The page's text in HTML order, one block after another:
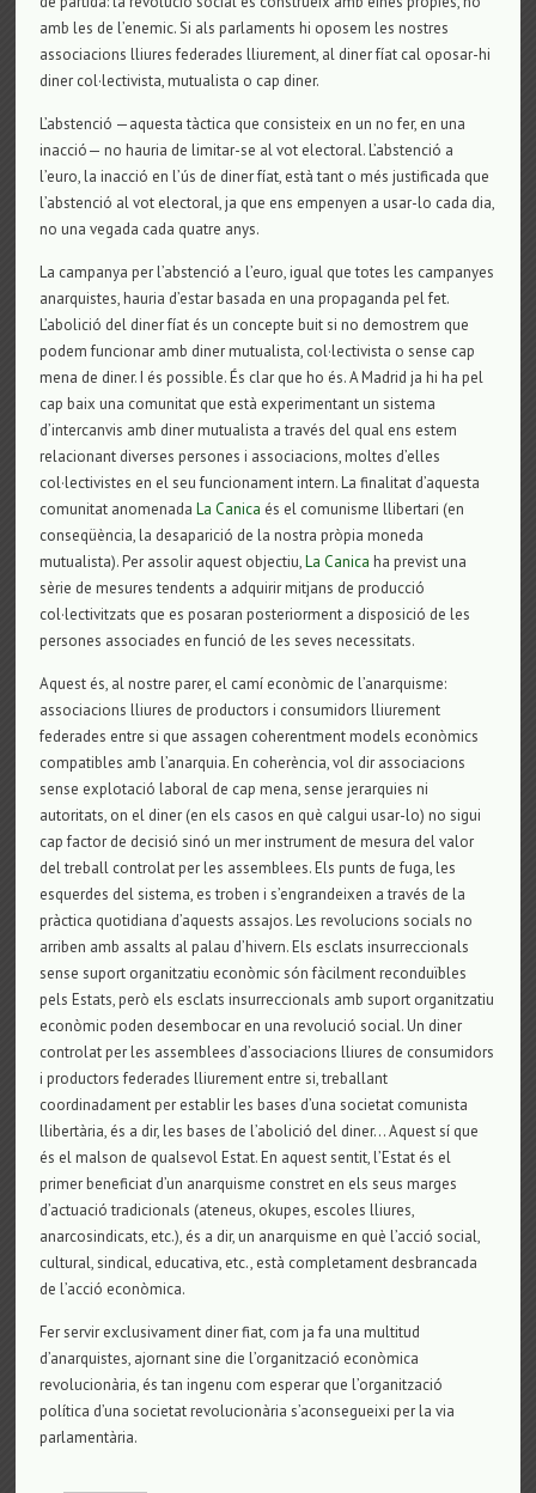
amb les de l’enemic. Si als parlaments hi oposem les nostres
associacions lliures federades lliurement, al diner fíat cal oposar-hi
diner col·lectivista, mutualista o cap diner.
L’abstenció —aquesta tàctica que consisteix en un no fer, en una
inacció— no hauria de limitar-se al vot electoral. L’abstenció a
l’euro, la inacció en l’ús de diner fíat, està tant o més justificada que
l’abstenció al vot electoral, ja que ens empenyen a usar-lo cada dia,
no una vegada cada quatre anys.
La campanya per l’abstenció a l’euro, igual que totes les campanyes
anarquistes, hauria d’estar basada en una propaganda pel fet.
L’abolició del diner fíat és un concepte buit si no demostrem que
podem funcionar amb diner mutualista, col·lectivista o sense cap
mena de diner. I és possible. És clar que ho és. A Madrid ja hi ha pel
cap baix una comunitat que està experimentant un sistema
d’intercanvis amb diner mutualista a través del qual ens estem
relacionant diverses persones i associacions, moltes d’elles
col·lectivistes en el seu funcionament intern. La finalitat d’aquesta
comunitat anomenadaLa Canica és el comunisme llibertari (en
conseqüència, la desaparició de la nostra pròpia moneda
mutualista). Per assolir aquest objectiu,La Canica ha previst una
sèrie de mesures tendents a adquirir mitjans de producció
col·lectivitzats que es posaran posteriorment a disposició de les
persones associades en funció de les seves necessitats.
Aquest és, al nostre parer, el camí econòmic de l’anarquisme:
associacions lliures de productors i consumidors lliurement
federades entre si que assagen coherentment models econòmics
compatibles amb l’anarquia. En coherència, vol dir associacions
sense explotació laboral de cap mena, sense jerarquies ni
autoritats, on el diner (en els casos en què calgui usar-lo) no sigui
cap factor de decisió sinó un mer instrument de mesura del valor
del treball controlat per les assemblees. Els punts de fuga, les
esquerdes del sistema, es troben i s’engrandeixen a través de la
pràctica quotidiana d’aquests assajos. Les revolucions socials no
arriben amb assalts al palau d’hivern. Els esclats insurreccionals
sense suport organitzatiu econòmic són fàcilment reconduïbles
pels Estats, però els esclats insurreccionals amb suport organitzatiu
econòmic poden desembocar en una revolució social. Un diner
controlat per les assemblees d’associacions lliures de consumidors
i productors federades lliurement entre si, treballant
coordinadament per establir les bases d’una societat comunista
llibertària, és a dir, les bases de l’abolició del diner… Aquest sí que
és el malson de qualsevol Estat. En aquest sentit, l’Estat és el
primer beneficiat d’un anarquisme constret en els seus marges
d’actuació tradicionals (ateneus, okupes, escoles lliures,
anarcosindicats, etc.), és a dir, un anarquisme en què l’acció social,
cultural, sindical, educativa, etc., està completament desbrancada
de l’acció econòmica.
Fer servir exclusivament diner fiat, com ja fa una multitud
d’anarquistes, ajornant sine die l’organització econòmica
revolucionària, és tan ingenu com esperar que l’organització
política d’una societat revolucionària s’aconsegueixi per la via
parlamentària.